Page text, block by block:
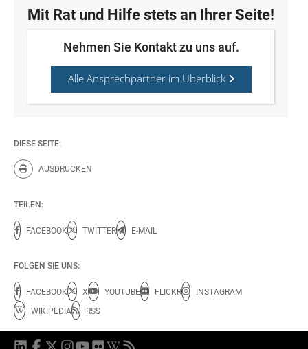
Mit Rat und Hilfe stets an Ihrer Seite!
Nehmen Sie Kontakt zu uns auf.
Alle Ansprechpartner im Überblick
DIESE SEITE:
AUSDRUCKEN
Diese Seite drucken.
TEILEN:
FACEBOOK TWITTER E-MAIL
FOLGEN SIE UNS:
FACEBOOK X YOUTUBE FLICKR
INSTAGRAM
WIKIPEDIA
RSS